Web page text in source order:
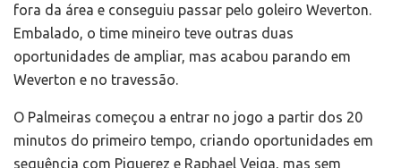
fora da área e conseguiu passar pelo goleiro Weverton.
Embalado, o time mineiro teve outras duas
oportunidades de ampliar, mas acabou parando em
Weverton e no travessão.
O Palmeiras começou a entrar no jogo a partir dos 20
minutos do primeiro tempo, criando oportunidades em
sequência com Piquerez e Raphael Veiga, mas sem